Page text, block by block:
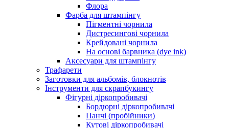
Флора
Фарба для штампінгу
Пігментні чорнила
Дистресингові чорнила
Крейдовані чорнила
На основі барвника (dye ink)
Аксесуари для штампінгу
Трафарети
Заготовки для альбомів, блокнотів
Інструменти для скрапбукингу
Фігурні діркопробивачі
Бордюрні діркопробивачі
Панчі (пробійники)
Кутові діркопробивачі